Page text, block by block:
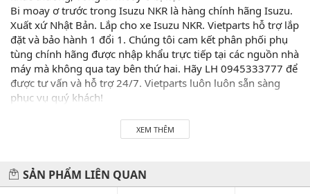
Bi moay ơ trước trong Isuzu NKR là hàng chính hãng Isuzu.
Xuất xứ Nhật Bản. Lắp cho xe Isuzu NKR. Vietparts hỗ trợ lắp
đặt và bảo hành 1 đổi 1. Chúng tôi cam kết phân phối phụ
tùng chính hãng được nhập khẩu trực tiếp tại các nguồn nhà
máy mà không qua tay bên thứ hai. Hãy LH 0945333777 để
được tư vấn và hỗ trợ 24/7. Vietparts luôn luôn sẵn sàng
phục vụ quý khách!
Hãy đến với chúng tôi để xế yêu của bạn được chăm sóc chu
#vietparts #ascgroup #phutungotodungxuatxurochatluong
#phugiaoto #phutungoto
XEM THÊM
SẢN PHẨM LIÊN QUAN